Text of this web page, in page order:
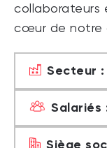
collaborateurs
cœur de notre
Secteur :
Salariés
Siège